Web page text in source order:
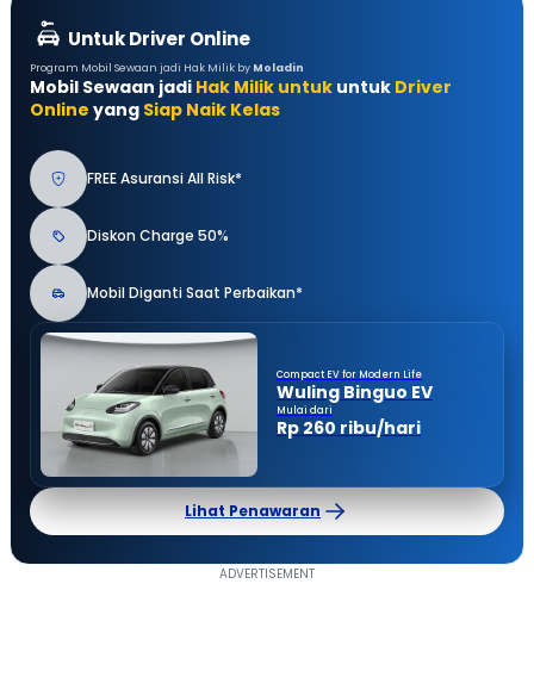
Untuk Driver Online
Program Mobil Sewaan jadi Hak Milik by Moladin
Mobil Sewaan jadi Hak Milik untuk untuk Driver
Online yang Siap Naik Kelas
FREE Asuransi All Risk*
Diskon Charge 50%
Mobil Diganti Saat Perbaikan*
Compact EV for Modern Life
Wuling Binguo EV
Mulai dari
Rp 260 ribu/hari
Lihat Penawaran